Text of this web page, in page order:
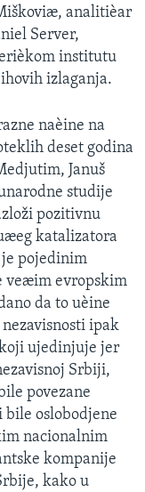
analitièar
Server,
institutu
izlaganja.
naèine na
deset godina
Januš
studije
pozitivnu
katalizatora
je pojedinim
veæim evropskim
da to uèine
ipak
ujedinjuje jer
Srbiji,
povezane
oslobodjene
nacionalnim
kompanije
kako u